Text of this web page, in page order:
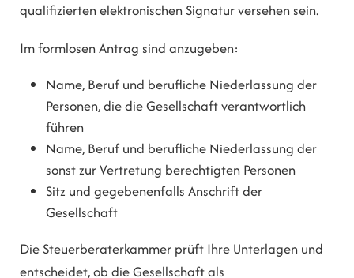
qualifizierten elektronischen Signatur versehen sein.
Im formlosen Antrag sind anzugeben:
Name, Beruf und berufliche Niederlassung der
Personen, die die Gesellschaft verantwortlich
führen
Name, Beruf und berufliche Niederlassung der
sonst zur Vertretung berechtigten Personen
Sitz und gegebenenfalls Anschrift der
Gesellschaft
Die Steuerberaterkammer prüft Ihre Unterlagen und
entscheidet, ob die Gesellschaft als